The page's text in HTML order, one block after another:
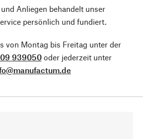
Anliegen behandelt unser
persönlich und fundiert.
von Montag bis Freitag unter der
939050oder jederzeit unter